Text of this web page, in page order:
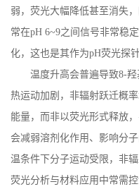
弱，荧光大幅降低甚至消失
常在pH 6~9之间信号非常稳
化，这也是其作为pH荧光探
温度升高会普遍导致8-羟
热运动加剧，非辐射跃迁概
能量，而非以荧光形式释放
会减弱溶剂化作用、影响分
温条件下分子运动受限，非
荧光分析与材料应用中常需